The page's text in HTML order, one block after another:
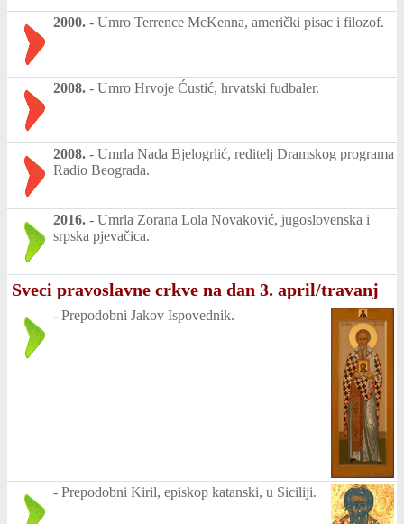
2000. - Umro Terrence McKenna, američki pisac i filozof.
2008. - Umro Hrvoje Ćustić, hrvatski fudbaler.
2008. - Umrla Nada Bjelogrlić, reditelj Dramskog programa
Radio Beograda.
2016. - Umrla Zorana Lola Novaković, jugoslovenska i
srpska pjevačica.
Sveci pravoslavne crkve na dan 3. april/travanj
- Prepodobni Jakov Ispovednik.
- Prepodobni Kiril, episkop katanski, u Siciliji.